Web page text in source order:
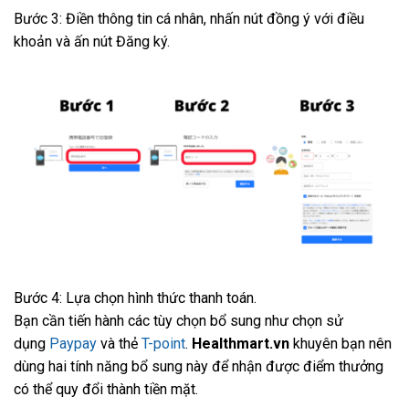
Bước 3: Điền thông tin cá nhân, nhấn nút đồng ý với điều
khoản và ấn nút Đăng ký.
Bước 4: Lựa chọn hình thức thanh toán.
Bạn cần tiến hành các tùy chọn bổ sung như chọn sử
dụng Paypay và thẻ T-point. Healthmart.vn khuyên bạn nên
dùng hai tính năng bổ sung này để nhận được điểm thưởng
có thể quy đổi thành tiền mặt.